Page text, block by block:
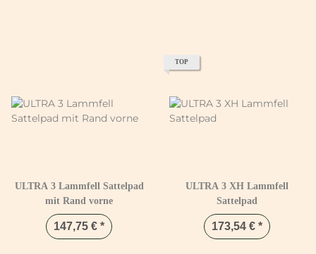
ULTRA 3 Lammfell Sattelpad
mit Rand vorne
147,75 € *
TOP
ULTRA 3 XH Lammfell
Sattelpad
173,54 € *